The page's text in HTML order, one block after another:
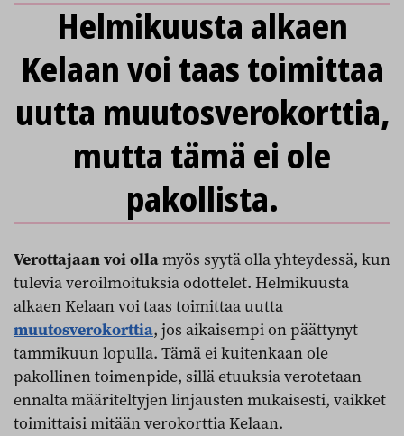
Helmikuusta alkaen
Kelaan voi taas toimittaa
uutta muutosverokorttia,
mutta tämä ei ole
pakollista.
Verottajaan voi ollamyös syytä olla yhteydessä, kun
tulevia veroilmoituksia odottelet. Helmikuusta
alkaen Kelaan voi taas toimittaa uutta
muutosverokorttia, jos aikaisempi on päättynyt
tammikuun lopulla. Tämä ei kuitenkaan ole
pakollinen toimenpide, sillä etuuksia verotetaan
ennalta määriteltyjen linjausten mukaisesti, vaikket
toimittaisi mitään verokorttia Kelaan.